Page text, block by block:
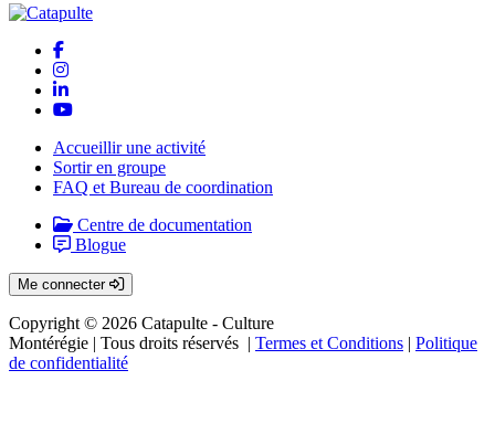
Accueillir une activité
Sortir en groupe
FAQ et Bureau de coordination
Centre de documentation
Blogue
Me connecter
Copyright © 2026 Catapulte - Culture
Montérégie | Tous droits réservés | Termes et Conditions | Politique
de confidentialité